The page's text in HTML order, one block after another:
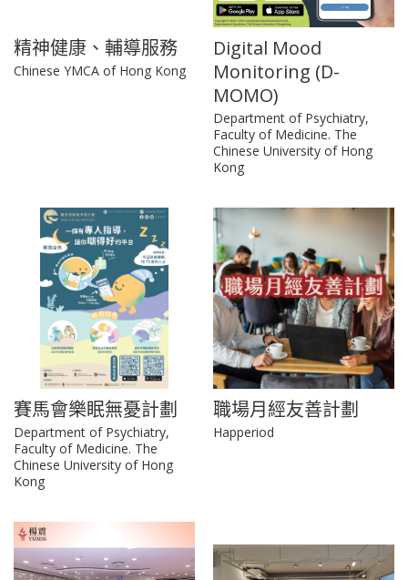
精神健康、輔導服務
Chinese YMCA of Hong Kong
Digital Mood
Monitoring (D-
MOMO)
Department of Psychiatry,
Faculty of Medicine. The
Chinese University of Hong
Kong
賽馬會樂眠無憂計劃
Department of Psychiatry,
Faculty of Medicine. The
Chinese University of Hong
Kong
職場月經友善計劃
Happeriod